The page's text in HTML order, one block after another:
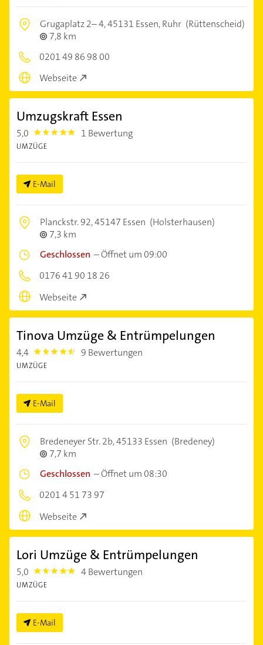
Grugaplatz 2– 4,45131 Essen, Ruhr (Rüttenscheid)
7,8 km
0201 49 86 98 00
Webseite
Umzugskraft Essen
5,0 5.0 1 Bewertung
UMZÜGE
E-Mail
Planckstr. 92,45147 Essen (Holsterhausen)
7,3 km
Geschlossen –Öffnet um 09:00
0176 41 90 18 26
Webseite
Tinova Umzüge & Entrümpelungen
4,4 4.4 9 Bewertungen
UMZÜGE
E-Mail
Bredeneyer Str. 2b,45133 Essen (Bredeney)
7,7 km
Geschlossen –Öffnet um 08:30
0201 4 51 73 97
Webseite
Lori Umzüge & Entrümpelungen
5,0 5.0 4 Bewertungen
UMZÜGE
E-Mail